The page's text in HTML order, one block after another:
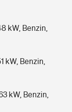
kW, Benzin,
kW, Benzin,
kW, Benzin,